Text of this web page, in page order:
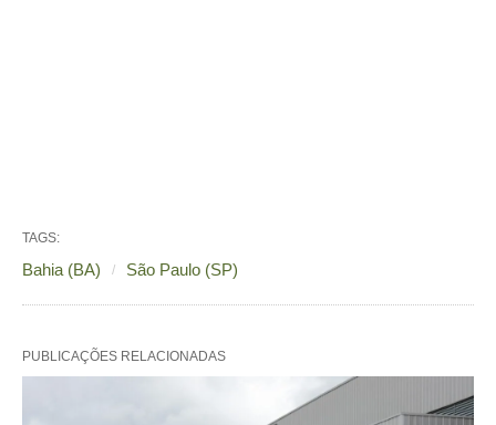
TAGS:
Bahia (BA) São Paulo (SP)
PUBLICAÇÕES RELACIONADAS